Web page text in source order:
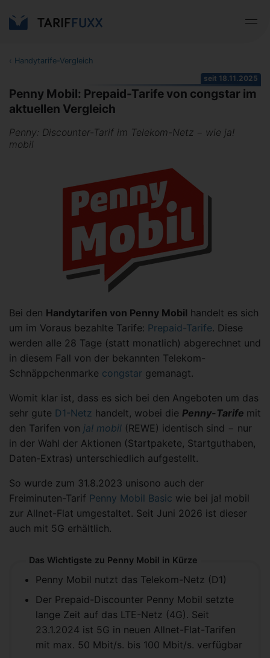
‹ Handytarife-Vergleich
seit 18.11.2025
Penny Mobil: Prepaid-Tarife von congstar im
aktuellen Vergleich
Penny: Discounter-Tarif im Telekom-Netz − wie ja!
mobil
Bei den Handytarifen von Penny Mobil handelt es sich
um im Voraus bezahlte Tarife: Prepaid-Tarife. Diese
werden alle 28 Tage (statt monatlich) abgerechnet und
in diesem Fall von der bekannten Telekom-
Schnäppchenmarke congstar gemanagt.
Womit klar ist, dass es sich bei den Angeboten um das
sehr gute D1-Netz handelt, wobei die Penny-Tarife mit
den Tarifen von ja! mobil (REWE) identisch sind − nur
in der Wahl der Aktionen (Startpakete, Startguthaben,
Daten-Extras) unterschiedlich aufgestellt.
So wurde zum 31.8.2023 unisono auch der
Freiminuten-Tarif Penny Mobil Basic wie bei ja! mobil
zur Allnet-Flat umgestaltet. Seit Juni 2026 ist dieser
auch mit 5G erhältlich.
Das Wichtigste zu Penny Mobil in Kürze
Penny Mobil nutzt das Telekom-Netz (D1)
Der Prepaid-Discounter Penny Mobil setzte
lange Zeit auf das LTE-Netz (4G). Seit
23.1.2024 ist 5G in neuen Allnet-Flat-Tarifen
mit max. 50 Mbit/s. bis 100 Mbit/s. verfügbar